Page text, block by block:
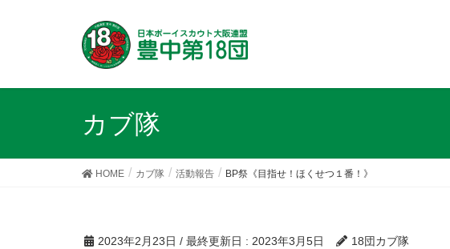
カブ隊
HOME カブ隊 活動報告 BP祭《目指せ！ほくせつ１番！》
2023年2月23日 / 最終更新日 : 2023年3月5日 18団カブ隊